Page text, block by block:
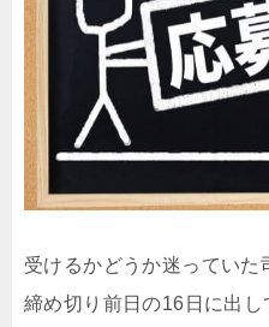
受けるかどうか迷っていた
締め切り前日の16日に出し